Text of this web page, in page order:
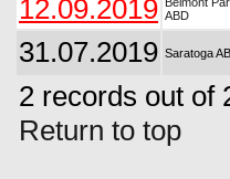
12.09.2019 ABD
31.07.2019 Saratoga
2 records out of
Return to top